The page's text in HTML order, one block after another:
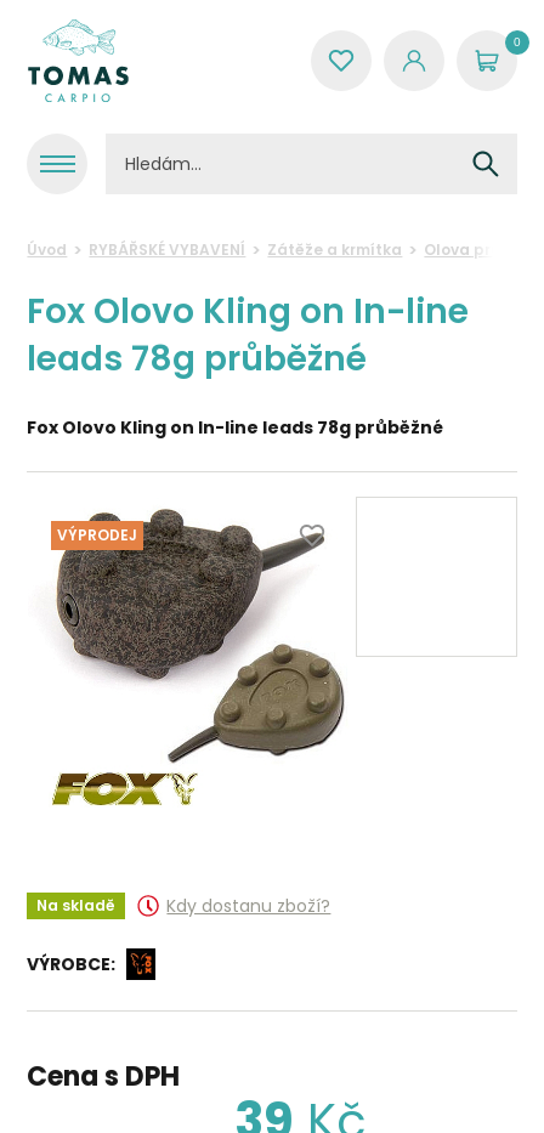
0
Úvod RYBÁŘSKÉ VYBAVENÍ Zátěže a krmítka Olova
Fox Olovo Kling on In-line
leads 78g průběžné
Fox Olovo Kling on In-line leads 78g průběžné
VÝPRODEJ
Na skladě Kdy dostanu zboží?
VÝROBCE:
Cena s DPH